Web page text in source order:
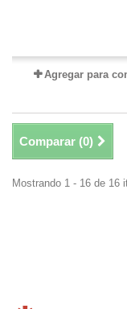
Agregar para
Comparar (0)
Mostrando 1 - 16 de 16